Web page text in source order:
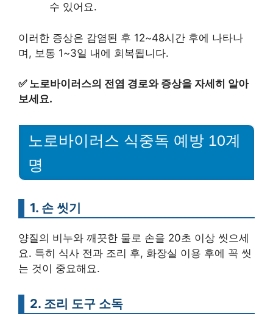
수 있어요.
이러한 증상은 감염된 후 12~48시간 후에 나타나
며, 보통 1~3일 내에 회복됩니다.
✅ 노로바이러스의 전염 경로와 증상을 자세히 알아
보세요.
노로바이러스 식중독 예방 10계
명
1. 손 씻기
양질의 비누와 깨끗한 물로 손을 20초 이상 씻으세
요. 특히 식사 전과 조리 후, 화장실 이용 후에 꼭 씻
는 것이 중요해요.
2. 조리 도구 소독